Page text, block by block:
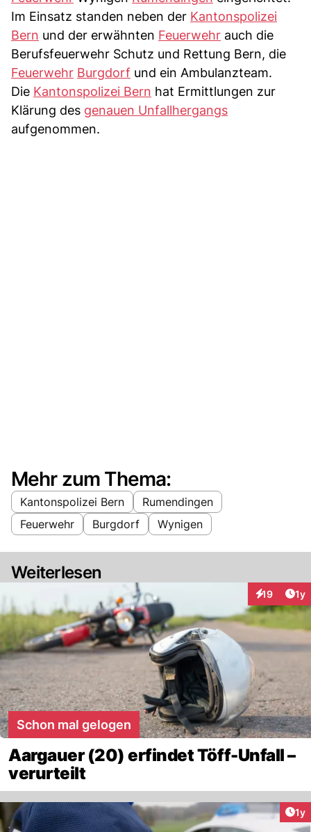
Im Einsatz standen neben der Kantonspolizei
Bern und der erwähnten Feuerwehr auch die
Berufsfeuerwehr Schutz und Rettung Bern, die
Feuerwehr Burgdorf und ein Ambulanzteam.
Die Kantonspolizei Bern hat Ermittlungen zur
Klärung des genauen Unfallhergangs
aufgenommen.
Mehr zum Thema:
Kantonspolizei Bern
Rumendingen
Feuerwehr
Burgdorf Wynigen
Weiterlesen
19 1y
Schon mal gelogen
Aargauer (20) erfindet Töff-Unfall –
verurteilt
1y